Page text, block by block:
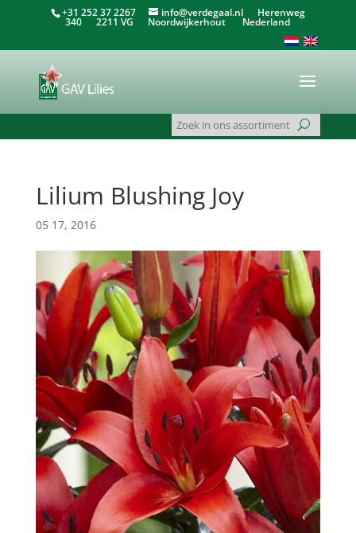
+31 252 37 2267 info@verdegaal.nlHerenweg
340 2211 VG Noordwijkerhout Nederland
Lilium Blushing Joy
05 17, 2016